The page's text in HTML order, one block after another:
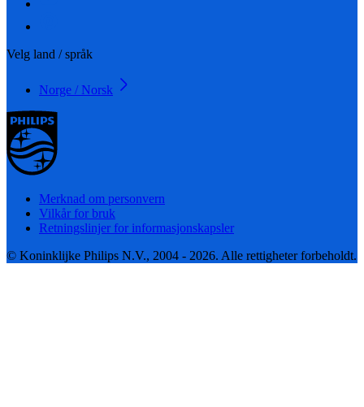
Velg land / språk
Norge / Norsk
Merknad om personvern
Vilkår for bruk
Retningslinjer for informasjonskapsler
© Koninklijke Philips N.V., 2004 - 2026. Alle rettigheter forbeholdt.